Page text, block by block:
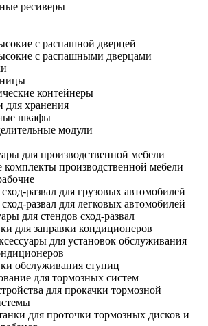
ресиверы
с распашной дверцей
с распашными дверцами
контейнеры
для хранения
шкафы
модули
для производственной мебели
комплекты производственной мебели
развал для грузовых автомобилей
развал для легковых автомобилей
для стендов сход-развал
для заправки кондиционеров
для установок обслуживания
обслуживания ступиц
для тормозных систем
для прокачки тормозной
для проточки тормозных дисков и